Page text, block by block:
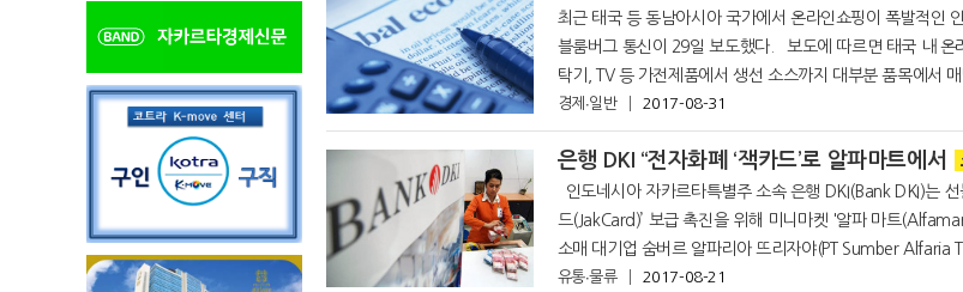
최근 태국 등 동남아시아 국가에서 온라인쇼핑이 폭발적인
블룸버그 통신이 29일 보도했다. 보도에 따르면 태국 내 온라인 소매 판매는 세
탁기, TV 등 가전제품에서 생선 소스까지 대부분 품목에서
하고 있다. 이는 전통적 오프라인 상점을 통한 구매 증가
경제∙일반 2017-08-31
은행 DKI “전자화폐 ‘잭카드’로 알파마트에서
드(JakCard)’ 보급 촉진을 위해 미니마켓 '알파 마트
소매 대기업 숨버르 알파리아 뜨리자야(PT Sumber Alfaria
고 밝혔다. &nbs
유통∙물류 2017-08-21